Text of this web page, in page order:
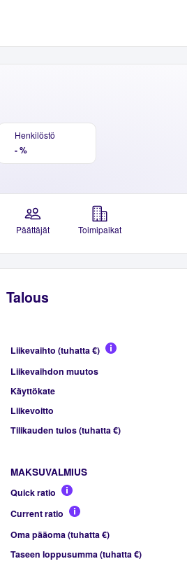
Henkilöstö
- %
Päättäjät Toimipaikat
Talous
Liikevaihto (tuhatta €)
Liikevaihdon muutos
Käyttökate
Liikevoitto
Tilikauden tulos (tuhatta €)
MAKSUVALMIUS
Quick ratio
Current ratio
Oma pääoma (tuhatta €)
Taseen loppusumma (tuhatta €)